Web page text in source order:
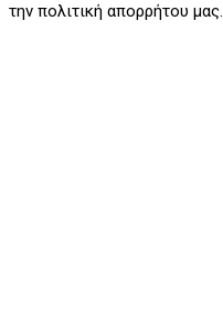
την πολιτική απορρήτου μας.